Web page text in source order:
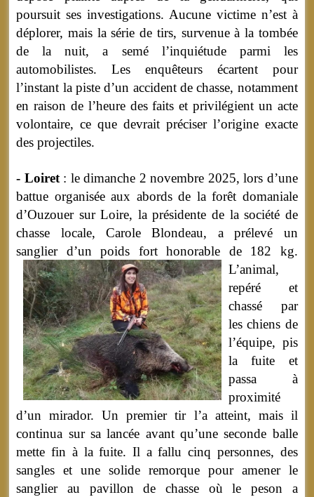
poursuit ses investigations. Aucune victime n’est à
déplorer, mais la série de tirs, survenue à la tombée
de la nuit, a semé l’inquiétude parmi les
automobilistes. Les enquêteurs écartent pour
l’instant la piste d’un accident de chasse, notamment
en raison de l’heure des faits et privilégient un acte
volontaire, ce que devrait préciser l’origine exacte
des projectiles.
- Loiret: le dimanche 2 novembre 2025, lors d’une
battue organisée aux abords de la forêt domaniale
d’Ouzouer sur Loire, la présidente de la société de
chasse locale, Carole Blondeau, a prélevé un
sanglier d’un poids fort honorable de 182 kg.
L’animal,
repéré et
chassé par
les chiens de
l’équipe, pis
la fuite et
passa à
proximité
d’un mirador. Un premier tir l’a atteint, mais il
continua sur sa lancée avant qu’une seconde balle
mette fin à la fuite. Il a fallu cinq personnes, des
sangles et une solide remorque pour amener le
sanglier au pavillon de chasse où le peson a